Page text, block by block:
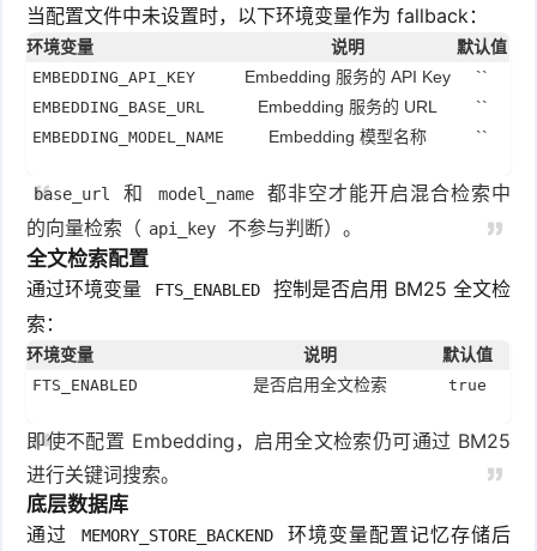
当配置文件中未设置时，以下环境变量作为 fallback：
环境变量 说明 默认值
EMBEDDING_API_KEY Embedding 服务的 API Key ``
EMBEDDING_BASE_URL Embedding 服务的 URL ``
EMBEDDING_MODEL_NAME Embedding 模型名称 ``
base_url 和 model_name
都非空才能开启混合检索中
的向量检索（ api_key
不参与判断）。
全文检索配置
通过环境变量
FTS_ENABLED
控制是否启用 BM25 全文检
索：
环境变量 说明 默认值
FTS_ENABLED 是否启用全文检索 true
即使不配置 Embedding，启用全文检索仍可通过 BM25
进行关键词搜索。
底层数据库
通过
MEMORY_STORE_BACKEND
环境变量配置记忆存储后